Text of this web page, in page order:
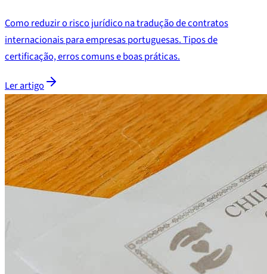
Como reduzir o risco jurídico na tradução de contratos
internacionais para empresas portuguesas. Tipos de
certificação, erros comuns e boas práticas.
Ler artigo